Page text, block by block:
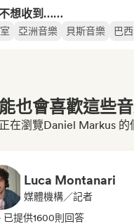
想收到……
亞洲音樂 貝斯音樂 巴
也會喜歡這些
在瀏覽Daniel Markus 的
Luca Montanari
媒體機構／記者
已提供1600則回答